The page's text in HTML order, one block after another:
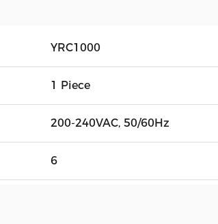
YRC1000
1 Piece
200-240VAC, 50/60Hz
6